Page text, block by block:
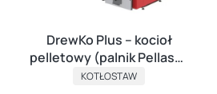
DrewKo Plus – kocioł
pelletowy (palnik PellasX)
18kW
KOTŁOSTAW